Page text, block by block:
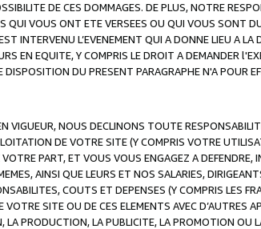
DE CES DOMMAGES. DE PLUS, NOTRE
QUI VOUS ONT ETE VERSEES OU QUI VOUS SONT
INTERVENU L’EVENEMENT QUI A DONNE LIEU A
EN EQUITE, Y COMPRIS LE DROIT A DEMANDER
DISPOSITION DU PRESENT PARAGRAPHE N'A POUR
VIGUEUR, NOUS DECLINONS TOUTE
DE VOTRE SITE (Y COMPRIS VOTRE
PART, ET VOUS VOUS ENGAGEZ A
AINSI QUE LEURS ET NOS SALARIES,
COUTS ET DEPENSES (Y COMPRIS LES
VOTRE SITE OU DE CES ELEMENTS AVEC
LA PRODUCTION, LA PUBLICITE, LA PROMOTION